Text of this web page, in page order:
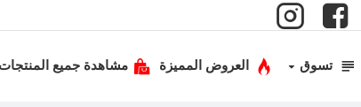
تسوق العروض المميزة مشاهدة جميع المنتجات